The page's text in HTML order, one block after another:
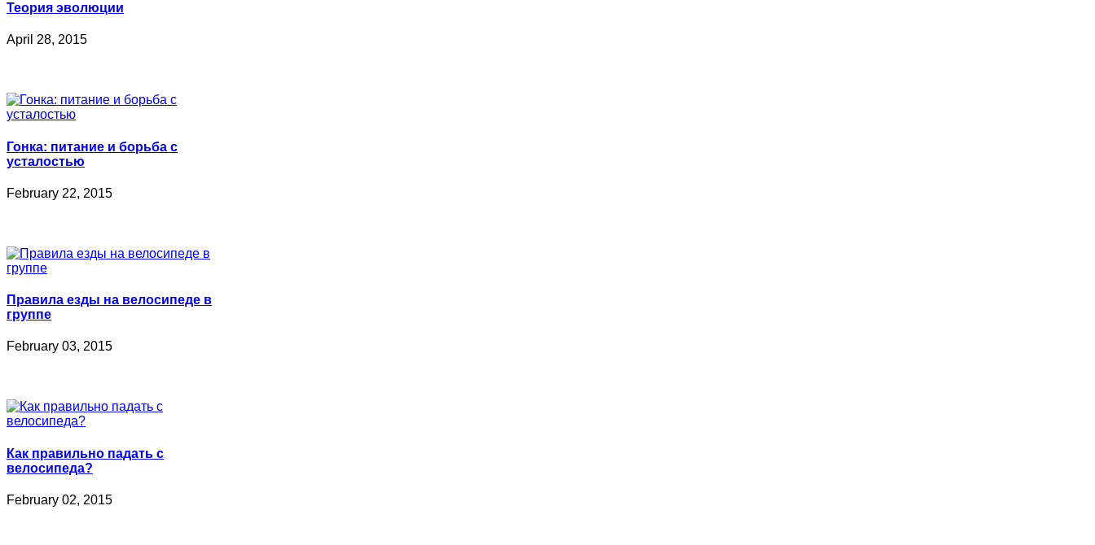
Теория эволюции
April 28, 2015
Гонка: питание и борьба с
усталостью
February 22, 2015
Правила езды на велосипеде в
группе
February 03, 2015
Как правильно падать с
велосипеда?
February 02, 2015